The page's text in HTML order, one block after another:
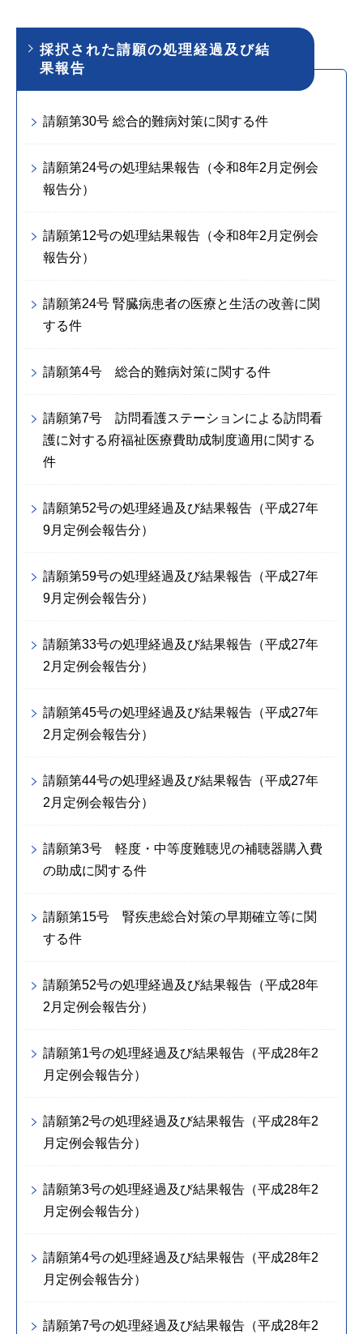
採択された請願の処理経過及び結
果報告
請願第30号 総合的難病対策に関する件
請願第24号の処理結果報告（令和8年2月定例会
報告分）
請願第12号の処理結果報告（令和8年2月定例会
報告分）
請願第24号 腎臓病患者の医療と生活の改善に関
する件
請願第4号 総合的難病対策に関する件
請願第7号 訪問看護ステーションによる訪問看
護に対する府福祉医療費助成制度適用に関する
件
請願第52号の処理経過及び結果報告（平成27年
9月定例会報告分）
請願第59号の処理経過及び結果報告（平成27年
9月定例会報告分）
請願第33号の処理経過及び結果報告（平成27年
2月定例会報告分）
請願第45号の処理経過及び結果報告（平成27年
2月定例会報告分）
請願第44号の処理経過及び結果報告（平成27年
2月定例会報告分）
請願第3号 軽度・中等度難聴児の補聴器購入費
の助成に関する件
請願第15号 腎疾患総合対策の早期確立等に関
する件
請願第52号の処理経過及び結果報告（平成28年
2月定例会報告分）
請願第1号の処理経過及び結果報告（平成28年2
月定例会報告分）
請願第2号の処理経過及び結果報告（平成28年2
月定例会報告分）
請願第3号の処理経過及び結果報告（平成28年2
月定例会報告分）
請願第4号の処理経過及び結果報告（平成28年2
月定例会報告分）
請願第7号の処理経過及び結果報告（平成28年2